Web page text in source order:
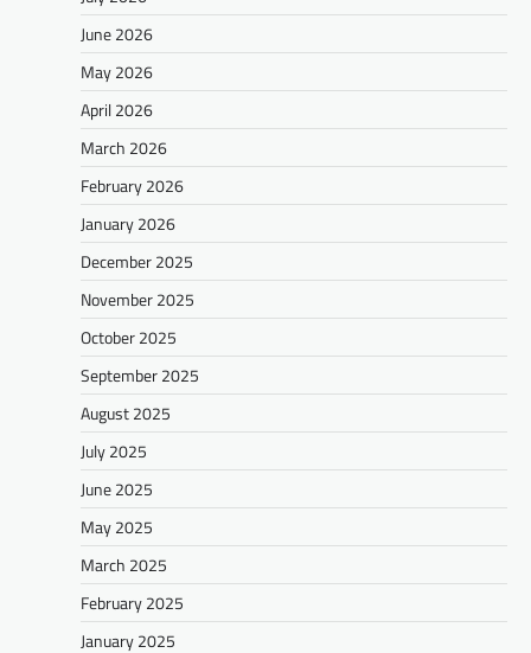
June 2026
May 2026
April 2026
March 2026
February 2026
January 2026
December 2025
November 2025
October 2025
September 2025
August 2025
July 2025
June 2025
May 2025
March 2025
February 2025
January 2025